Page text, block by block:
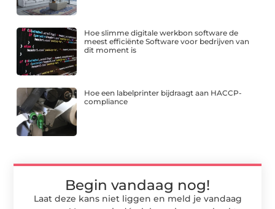
Hoe slimme digitale werkbon software de
meest efficiënte Software voor bedrijven van
dit moment is
Hoe een labelprinter bijdraagt aan HACCP-
compliance
Begin vandaag nog!
Laat deze kans niet liggen en meld je vandaag